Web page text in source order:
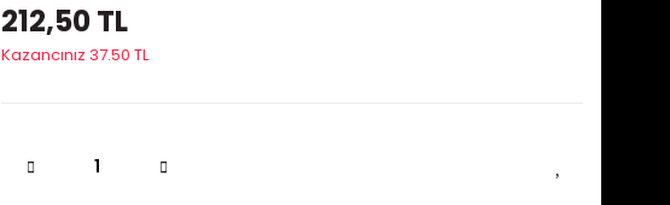
212,50 TL
Kazancınız 37.50 TL